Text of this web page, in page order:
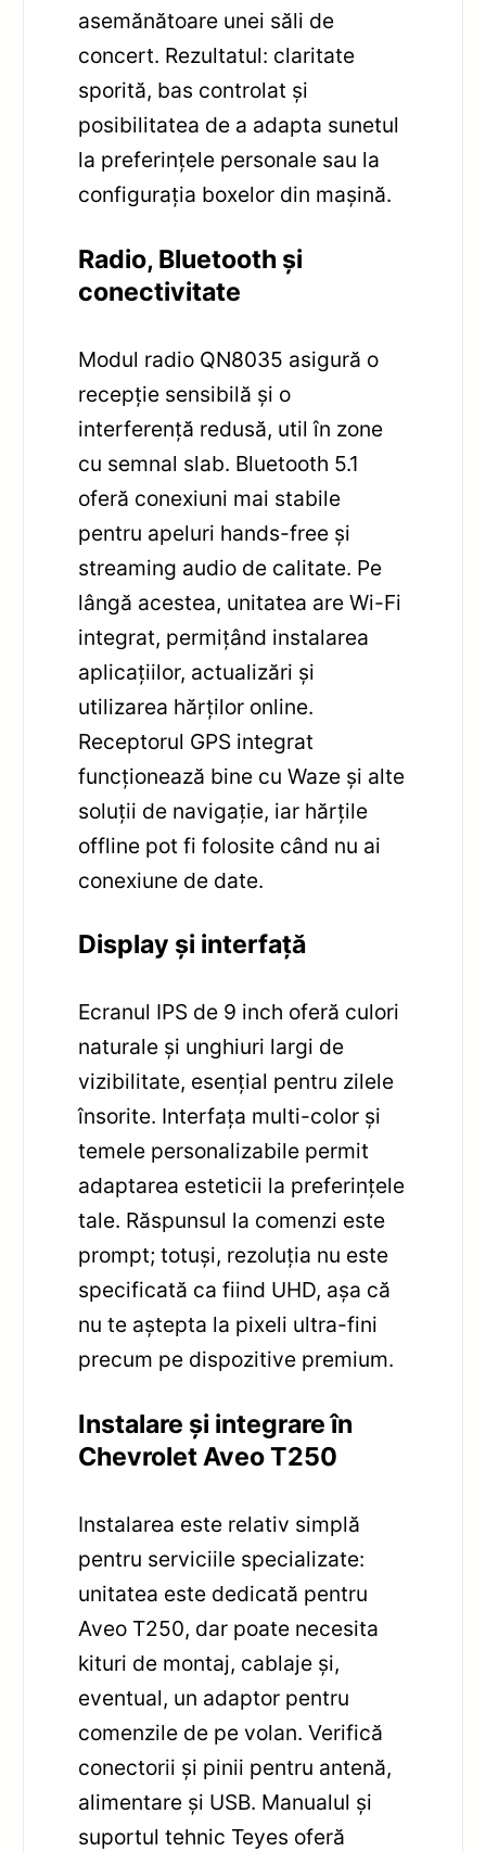
asemănătoare unei săli de
concert. Rezultatul: claritate
sporită, bas controlat și
posibilitatea de a adapta sunetul
la preferințele personale sau la
configurația boxelor din mașină.
Radio, Bluetooth și
conectivitate
Modul radio QN8035 asigură o
recepție sensibilă și o
interferență redusă, util în zone
cu semnal slab. Bluetooth 5.1
oferă conexiuni mai stabile
pentru apeluri hands-free și
streaming audio de calitate. Pe
lângă acestea, unitatea are Wi-Fi
integrat, permițând instalarea
aplicațiilor, actualizări și
utilizarea hărților online.
Receptorul GPS integrat
funcționează bine cu Waze și alte
soluții de navigație, iar hărțile
offline pot fi folosite când nu ai
conexiune de date.
Display și interfață
Ecranul IPS de 9 inch oferă culori
naturale și unghiuri largi de
vizibilitate, esențial pentru zilele
însorite. Interfața multi-color și
temele personalizabile permit
adaptarea esteticii la preferințele
tale. Răspunsul la comenzi este
prompt; totuși, rezoluția nu este
specificată ca fiind UHD, așa că
nu te aștepta la pixeli ultra-fini
precum pe dispozitive premium.
Instalare și integrare în
Chevrolet Aveo T250
Instalarea este relativ simplă
pentru serviciile specializate:
unitatea este dedicată pentru
Aveo T250, dar poate necesita
kituri de montaj, cablaje și,
eventual, un adaptor pentru
comenzile de pe volan. Verifică
conectorii și pinii pentru antenă,
alimentare și USB. Manualul și
suportul tehnic Teyes oferă